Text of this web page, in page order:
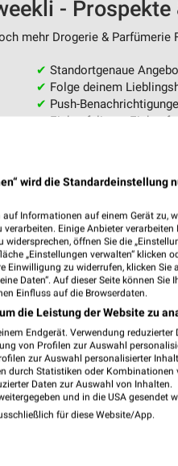
- Prospekte
mehr Drogerie &
✔ Standortgenaue
✔ Folge deinem
✔ Push-
✔Einkaufsliste - Einkauf
wird die Standardeinstellung
Informationen auf einem Gerät zu,
Einige Anbieter
öffnen Sie die
„Einstellungen verwalten“ klicken
Einwilligung zu widerrufen, klicken
Daten“. Auf dieser Seite können
Einfluss auf die Browserdaten.
die Leistung der Website zu
Endgerät. Verwendung
von Profilen zur Auswahl
zur Auswahl personalisierter
durch Statistiken oder Kombinationen
Daten zur Auswahl von Inhalten.
und in die USA gesendet
für diese Website/App.